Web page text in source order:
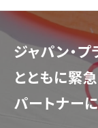
ジャパン・
とともに緊
パートナー